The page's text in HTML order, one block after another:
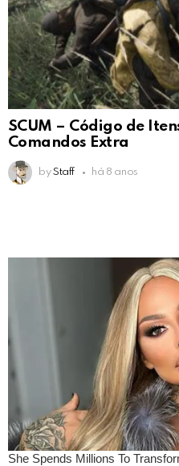
SCUM – Código de
Comandos Extra
by Staff há 8 anos